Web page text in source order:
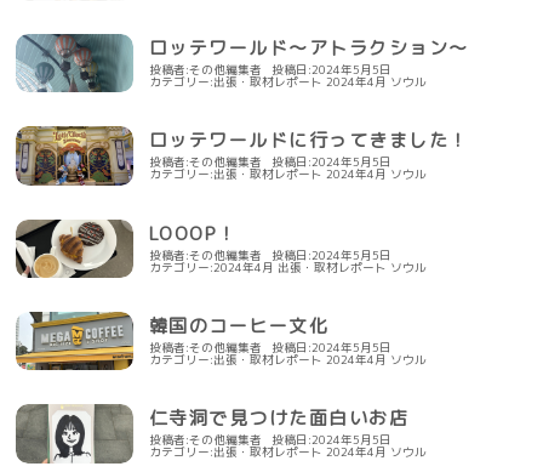
ロッテワールド～アトラクション～
投稿者:その他編集者 投稿日:2024年5月5日
カテゴリー:出張・取材レポート 2024年4月 ソウル
ロッテワールドに行ってきました！
投稿者:その他編集者 投稿日:2024年5月5日
カテゴリー:出張・取材レポート 2024年4月 ソウル
LOOOP！
投稿者:その他編集者 投稿日:2024年5月5日
カテゴリー:2024年4月 出張・取材レポート ソウル
韓国のコーヒー文化
投稿者:その他編集者 投稿日:2024年5月5日
カテゴリー:出張・取材レポート 2024年4月 ソウル
仁寺洞で見つけた面白いお店
投稿者:その他編集者 投稿日:2024年5月5日
カテゴリー:出張・取材レポート 2024年4月 ソウル